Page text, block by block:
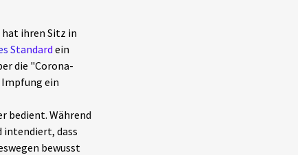
ihren Sitz in
Standardein
die "Corona-
ein
bedient. Während
intendiert, dass
bewusst